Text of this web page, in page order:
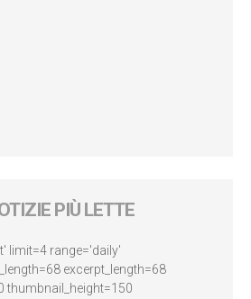
PIÙ LETTE
limit=4 range='daily'
excerpt_length=68
thumbnail_height=150